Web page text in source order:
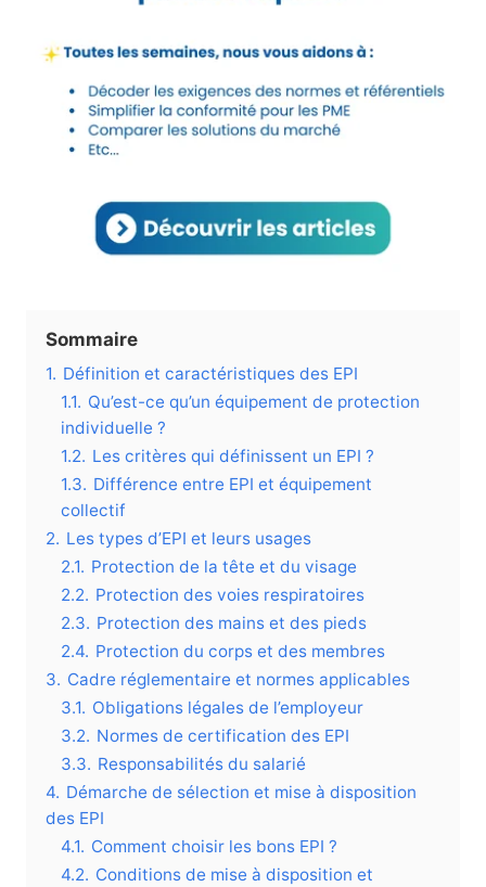
Sommaire
1. Définition et caractéristiques des EPI
1.1. Qu’est-ce qu’un équipement de protection
individuelle ?
1.2. Les critères qui définissent un EPI ?
1.3. Différence entre EPI et équipement
collectif
2. Les types d’EPI et leurs usages
2.1. Protection de la tête et du visage
2.2. Protection des voies respiratoires
2.3. Protection des mains et des pieds
2.4. Protection du corps et des membres
3. Cadre réglementaire et normes applicables
3.1. Obligations légales de l’employeur
3.2. Normes de certification des EPI
3.3. Responsabilités du salarié
4. Démarche de sélection et mise à disposition
des EPI
4.1. Comment choisir les bons EPI ?
4.2. Conditions de mise à disposition et